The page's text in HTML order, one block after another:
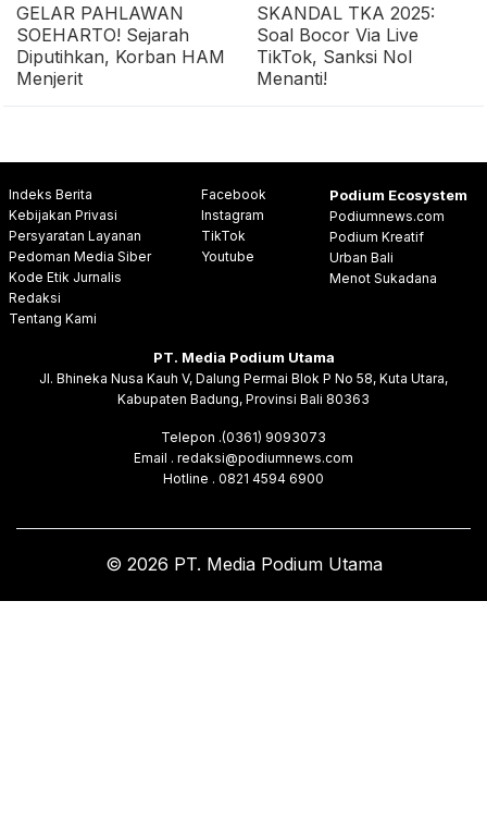
GELAR PAHLAWAN
SOEHARTO! Sejarah
Diputihkan, Korban HAM
Menjerit
SKANDAL TKA 2025:
Soal Bocor Via Live
TikTok, Sanksi Nol
Menanti!
Indeks Berita
Kebijakan Privasi
Persyaratan Layanan
Pedoman Media Siber
Kode Etik Jurnalis
Redaksi
Tentang Kami
Facebook
Instagram
TikTok
Youtube
Podium Ecosystem
Podiumnews.com
Podium Kreatif
Urban Bali
Menot Sukadana
PT. Media Podium Utama
Jl. Bhineka Nusa Kauh V, Dalung Permai Blok P No 58, Kuta Utara,
Kabupaten Badung, Provinsi Bali 80363
Telepon .(0361) 9093073
Email . redaksi@podiumnews.com
Hotline . 0821 4594 6900
© 2026 PT. Media Podium Utama